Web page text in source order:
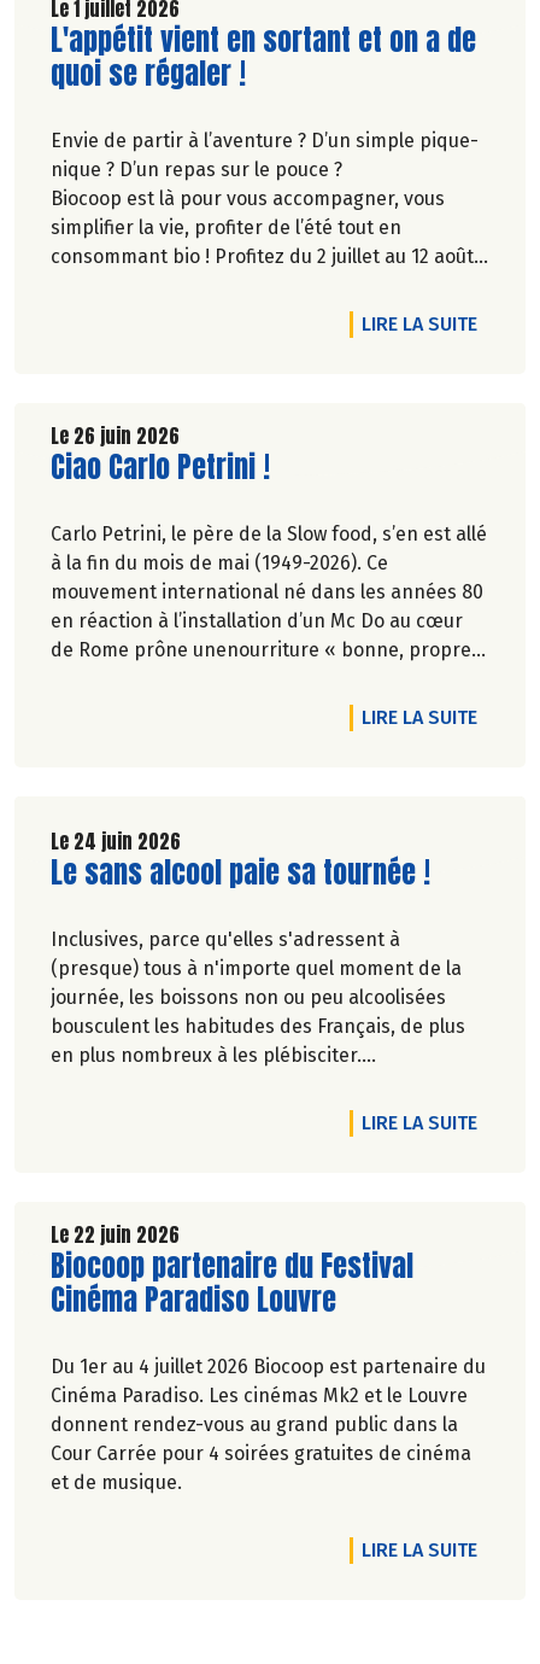
Le 1 juillet 2026
Lire la suite de l'article
L'appétit vient en sortant et on a de
quoi se régaler !
Envie de partir à l’aventure ? D’un simple pique-
nique ? D’un repas sur le pouce ?
Biocoop est là pour vous accompagner, vous
simplifier la vie, profiter de l’été tout en
consommant bio ! Profitez du 2 juillet au 12 août
LIRE LA SUITEDE
Le 26 juin 2026
Lire la suite de l'article
Ciao Carlo Petrini !
Carlo Petrini, le père de la Slow food, s’en est allé
à la fin du mois de mai (1949-2026). Ce
mouvement international né dans les années 80
en réaction à l’installation d’un Mc Do au cœur
de Rome prône unenourriture « bonne, propre
republions ici l’entretien qu’il avait accordé
àCulture Bioen 2018,et qui reste totalement
LIRE LA SUITEDE
Le 24 juin 2026
Lire la suite de l'article
Le sans alcool paie sa tournée !
Inclusives, parce qu'elles s'adressent à
(presque) tous à n'importe quel moment de la
journée, les boissons non ou peu alcoolisées
bousculent les habitudes des Français, de plus
en plus nombreux à les plébisciter.
LIRE LA SUITEDE
Le 22 juin 2026
Lire la suite de l'article
Biocoop partenaire du Festival
Cinéma Paradiso Louvre
Du 1er au 4 juillet 2026 Biocoop est partenaire du
Cinéma Paradiso. Les cinémas Mk2 et le Louvre
donnent rendez-vous au grand public dans la
Cour Carrée pour 4 soirées gratuites de cinéma
et de musique.
LIRE LA SUITEDE